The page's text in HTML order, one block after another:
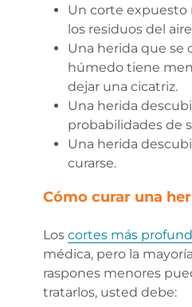
Un corte expuesto
los residuos del
Una herida que se
húmedo tiene
dejar una cicatriz.
Una herida
probabilidades de
Una herida
curarse.
Cómo curar una
Los cortes más
médica, pero la
raspones menores
tratarlos, usted debe: